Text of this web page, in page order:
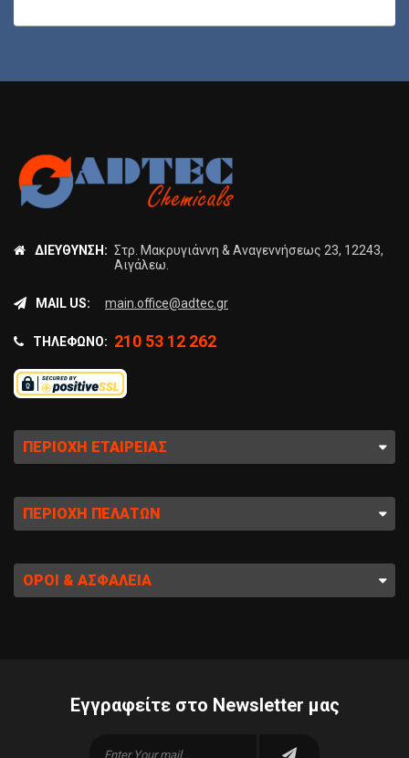
ΔΙΕΎΘΥΝΣΗ: Στρ. Μακρυγιάννη & Αναγεννήσεως 23, 12243,
Αιγάλεω.
MAIL US: main.office@adtec.gr
ΤΗΛΈΦΩΝΟ: 210 53 12 262
ΠΕΡΙΟΧΉ ΕΤΑΙΡΕΊΑΣ
ΠΕΡΙΟΧΉ ΠΕΛΑΤΏΝ
ΌΡΟΙ & ΑΣΦΆΛΕΙΑ
Εγγραφείτε στο Newsletter μας